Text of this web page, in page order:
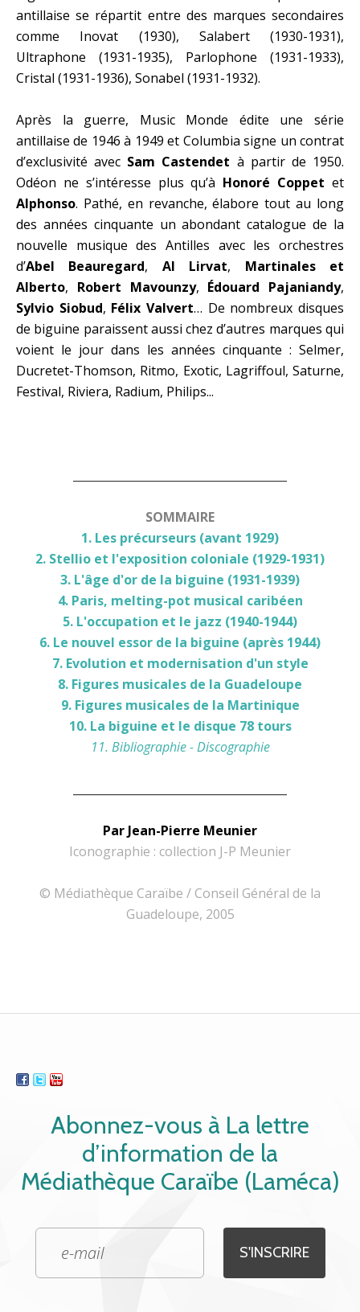
antillaise se répartit entre des marques secondaires
comme Inovat (1930), Salabert (1930-1931),
Ultraphone (1931-1935), Parlophone (1931-1933),
Cristal (1931-1936), Sonabel (1931-1932).
Après la guerre, Music Monde édite une série
antillaise de 1946 à 1949 et Columbia signe un contrat
d’exclusivité avec Sam Castendet à partir de 1950.
Odéon ne s’intéresse plus qu’à Honoré Coppet et
Alphonso. Pathé, en revanche, élabore tout au long
des années cinquante un abondant catalogue de la
nouvelle musique des Antilles avec les orchestres
d’Abel Beauregard, Al Lirvat, Martinales
et
Alberto, Robert Mavounzy, Édouard Pajaniandy,
Sylvio Siobud, Félix Valvert… De nombreux disques
de biguine paraissent aussi chez d’autres marques qui
voient le jour dans les années cinquante : Selmer,
Ducretet-Thomson, Ritmo, Exotic, Lagriffoul, Saturne,
Festival, Riviera, Radium, Philips...
SOMMAIRE
1. Les précurseurs (avant 1929)
2. Stellio et l'exposition coloniale (1929-1931)
3. L'âge d'or de la biguine (1931-1939)
4. Paris, melting-pot musical caribéen
5. L'occupation et le jazz (1940-1944)
6. Le nouvel essor de la biguine (après 1944)
7. Evolution et modernisation d'un style
8. Figures musicales de la Guadeloupe
9. Figures musicales de la Martinique
10. La biguine et le disque 78 tours
11. Bibliographie - Discographie
Par Jean-Pierre Meunier
Iconographie : collection J-P Meunier
© Médiathèque Caraïbe / Conseil Général de la
Guadeloupe, 2005
Abonnez-vous à La lettre
d’information de la
Médiathèque Caraïbe (Laméca)